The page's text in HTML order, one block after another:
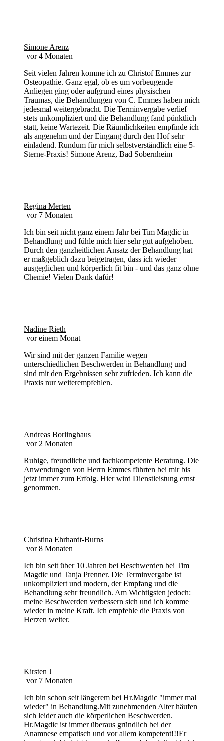
Simone Arenz
vor 4 Monaten
Seit vielen Jahren komme ich zu Christof Emmes zur
Osteopathie. Ganz egal, ob es um vorbeugende
Anliegen ging oder aufgrund eines physischen
Traumas, die Behandlungen von C. Emmes haben mich
jedesmal weitergebracht. Die Terminvergabe verlief
stets unkompliziert und die Behandlung fand pünktlich
statt, keine Wartezeit. Die Räumlichkeiten empfinde ich
als angenehm und der Eingang durch den Hof sehr
einladend. Rundum für mich selbstverständlich eine 5-
Sterne-Praxis! Simone Arenz, Bad Sobernheim
Regina Merten
vor 7 Monaten
Ich bin seit nicht ganz einem Jahr bei Tim Magdic in
Behandlung und fühle mich hier sehr gut aufgehoben.
Durch den ganzheitlichen Ansatz der Behandlung hat
er maßgeblich dazu beigetragen, dass ich wieder
ausgeglichen und körperlich fit bin - und das ganz ohne
Chemie! Vielen Dank dafür!
Nadine Rieth
vor einem Monat
Wir sind mit der ganzen Familie wegen
unterschiedlichen Beschwerden in Behandlung und
sind mit den Ergebnissen sehr zufrieden. Ich kann die
Praxis nur weiterempfehlen.
Andreas Borlinghaus
vor 2 Monaten
Ruhige, freundliche und fachkompetente Beratung. Die
Anwendungen von Herrn Emmes führten bei mir bis
jetzt immer zum Erfolg. Hier wird Dienstleistung ernst
genommen.
Christina Ehrhardt-Burns
vor 8 Monaten
Ich bin seit über 10 Jahren bei Beschwerden bei Tim
Magdic und Tanja Prenner. Die Terminvergabe ist
unkompliziert und modern, der Empfang und die
Behandlung sehr freundlich. Am Wichtigsten jedoch:
meine Beschwerden verbessern sich und ich komme
wieder in meine Kraft. Ich empfehle die Praxis von
Herzen weiter.
Kirsten J
vor 7 Monaten
Ich bin schon seit längerem bei Hr.Magdic "immer mal
wieder" in Behandlung.Mit zunehmenden Alter häufen
sich leider auch die körperlichen Beschwerden.
Hr.Magdic ist immer überaus gründlich bei der
Anamnese empatisch und vor allem kompetent!!!Er